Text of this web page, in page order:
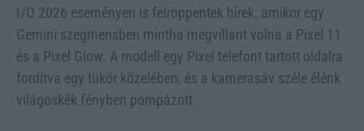
I/O 2026 eseményen is felröppentek hírek, amikor egy
Gemini szegmensben mintha megvillant volna a Pixel 11
és a Pixel Glow. A modell egy Pixel telefont tartott oldalra
fordítva egy tükör közelében, és a kamerasáv széle élénk
világoskék fényben pompázott.